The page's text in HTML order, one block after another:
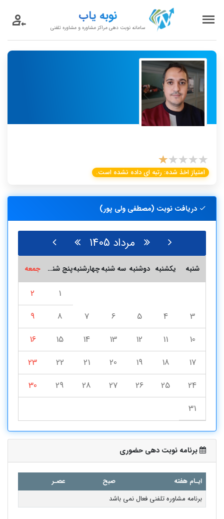
نوبه یاب
سامانه نوبت دهی مراکز مشاوره و مشاوره تلفنی
امتیاز اخذ شده: رتبه ای داده نشده است.
دریافت نوبت (مصطفی ولی پور)
مرداد 1405
شنبه یکشنبه دوشنبه سه شنبهچهارشنبه پنج شنبه جمعه
1
2
3
4
5
6
7
8
9
10
11
12
13
14
15
16
17
18
19
20
21
22
23
24
25
26
27
28
29
30
31
برنامه نوبت دهی حضوری
ایـام هفته صبح
عصـر
برنامه مشاوره تلفنی فعال نمی باشد